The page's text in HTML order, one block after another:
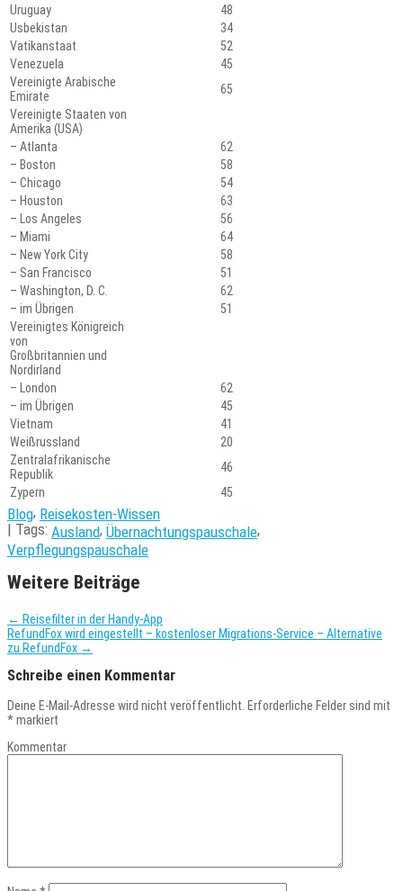
Uruguay
48
Usbekistan
34
Vatikanstaat
52
Venezuela
45
Vereinigte Arabische
Emirate
65
Vereinigte Staaten von
Amerika (USA)
– Atlanta
62
– Boston
58
– Chicago
54
– Houston
63
– Los Angeles
56
– Miami
64
– New York City
58
– San Francisco
51
– Washington, D. C.
62
– im Übrigen
51
Vereinigtes Königreich
von
Großbritannien und
Nordirland
– London
62
– im Übrigen
45
Vietnam
41
Weißrussland
20
Zentralafrikanische
Republik
46
Zypern
45
Blog, Reisekosten-Wissen
| Tags: Ausland, Übernachtungspauschale,
Verpflegungspauschale
Weitere Beiträge
← Reisefilter in der Handy-App
RefundFox wird eingestellt – kostenloser Migrations-Service – Alternative
zu RefundFox →
Schreibe einen Kommentar
Deine E-Mail-Adresse wird nicht veröffentlicht. Erforderliche Felder sind mit
*markiert
Kommentar